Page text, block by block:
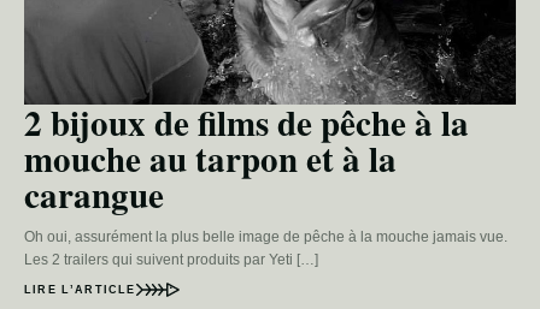
2 bijoux de films de pêche à la
mouche au tarpon et à la
carangue
Oh oui, assurément la plus belle image de pêche à la mouche jamais vue.
Les 2 trailers qui suivent produits par Yeti […]
LIRE L’ARTICLE